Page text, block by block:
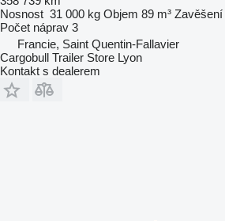
Nosnost 31 000 kg Objem 89 m³ Zavěšení
Počet náprav 3
Francie, Saint Quentin-Fallavier
Cargobull Trailer Store Lyon
Kontakt s dealerem